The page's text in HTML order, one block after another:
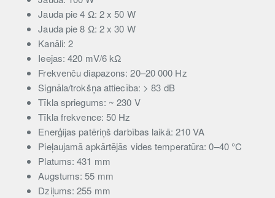
Jauda pie 4 Ω: 2 x 50 W
Jauda pie 8 Ω: 2 x 30 W
Kanāli: 2
Ieejas: 420 mV/6 kΩ
Frekvenču diapazons: 20–20 000 Hz
Signāla/trokšņa attiecība: > 83 dB
Tīkla spriegums: ~ 230 V
Tīkla frekvence: 50 Hz
Enerģijas patēriņš darbības laikā: 210 VA
Pieļaujamā apkārtējās vides temperatūra: 0–40 °C
Platums: 431 mm
Augstums: 55 mm
Dziļums: 255 mm